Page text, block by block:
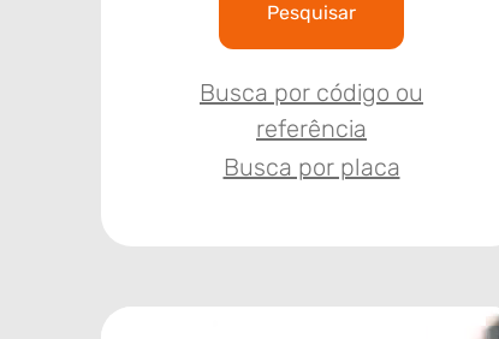
Pesquisar
Busca por código ou
referência
Busca por placa